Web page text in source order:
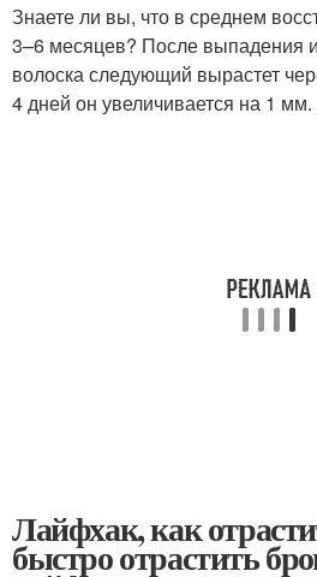
Знаете ли вы, что в среднем
3–6 месяцев? После выпадения
волоска следующий вырастет
4 дней он увеличивается на 1 мм.
Лайфхак, как
быстро отрастить